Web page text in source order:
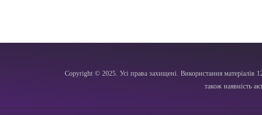
Copyright © 2025. Усі права захищені. Використання матеріалів
також наявність